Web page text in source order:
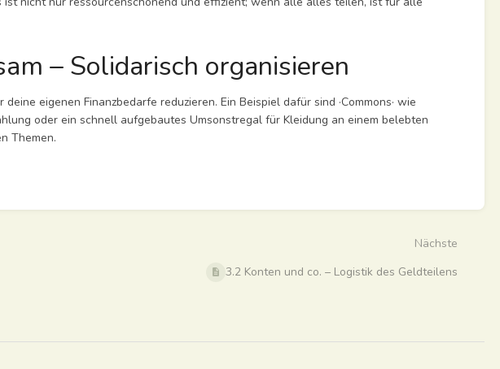
– Solidarisch organisieren
eigenen Finanzbedarfe reduzieren. Ein Beispiel dafür sind ·Commons· wie
oder ein schnell aufgebautes Umsonstregal für Kleidung an einem belebten
Themen.
Nächste
3.2 Konten und co. – Logistik des Geldteilens